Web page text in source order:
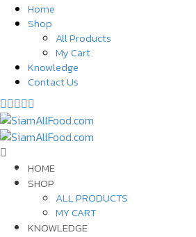
Home
Shop
All Products
My Cart
Knowledge
Contact Us
HOME
SHOP
ALL PRODUCTS
MY CART
KNOWLEDGE